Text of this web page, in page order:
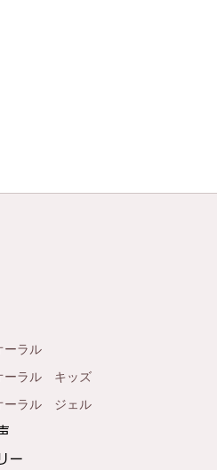
演
ーラル
ーラル キッズ
ーラル ジェル
ー